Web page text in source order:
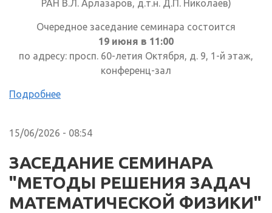
РАН В.Л. Арлазаров, д.т.н. Д.П. Николаев)
Очередное заседание семинара состоится
19 июня в 11:00
по адресу: просп. 60-летия Октября, д. 9, 1-й этаж,
конференц-зал
Подробнее
15/06/2026 - 08:54
ЗАСЕДАНИЕ СЕМИНАРА
"МЕТОДЫ РЕШЕНИЯ ЗАДАЧ
МАТЕМАТИЧЕСКОЙ ФИЗИКИ"